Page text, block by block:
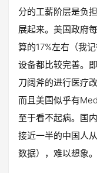
分的工薪阶层是负
展起来。美国政府
算的17%左右（我
设备都比较完善。
刀阔斧的进行医疗
而且美国似乎有
至于看不起病。国
接近一半的中国人
数据），难以想象。